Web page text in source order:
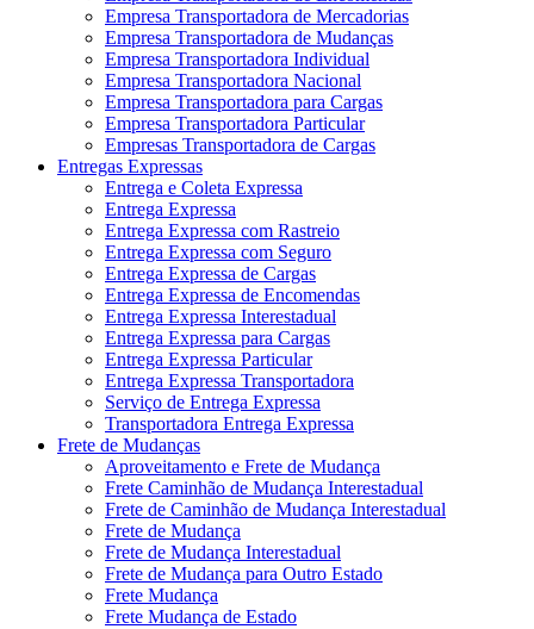
Empresa Transportadora de Mercadorias
Empresa Transportadora de Mudanças
Empresa Transportadora Individual
Empresa Transportadora Nacional
Empresa Transportadora para Cargas
Empresa Transportadora Particular
Empresas Transportadora de Cargas
Entregas Expressas
Entrega e Coleta Expressa
Entrega Expressa
Entrega Expressa com Rastreio
Entrega Expressa com Seguro
Entrega Expressa de Cargas
Entrega Expressa de Encomendas
Entrega Expressa Interestadual
Entrega Expressa para Cargas
Entrega Expressa Particular
Entrega Expressa Transportadora
Serviço de Entrega Expressa
Transportadora Entrega Expressa
Frete de Mudanças
Aproveitamento e Frete de Mudança
Frete Caminhão de Mudança Interestadual
Frete de Caminhão de Mudança Interestadual
Frete de Mudança
Frete de Mudança Interestadual
Frete de Mudança para Outro Estado
Frete Mudança
Frete Mudança de Estado